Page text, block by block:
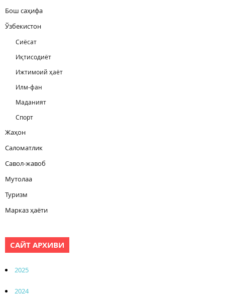
Бош саҳифа
Ўзбекистон
Сиёсат
Иқтисодиёт
Ижтимоий ҳаёт
Илм-фан
Маданият
Спорт
Жаҳон
Саломатлик
Савол-жавоб
Мутолаа
Туризм
Марказ ҳаёти
САЙТ АРХИВИ
2025
2024